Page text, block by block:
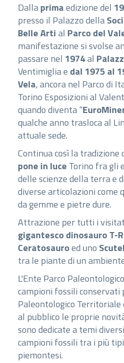
Dallaprimaedizione del
presso il Palazzo della
Belle Artial Parco del
manifestazione si svolse
passare nel 1974al
Ventimiglia e dal 1975 al
Vela, ancora nel Parco di
Torino Esposizioni al
quando diventa “
qualche anno trasloca al
attuale sede.
Continua così la tradizione
pone in luce Torino fra gli e
delle scienze della terra e
diverse articolazioni come
da gemme e pietre dure.
Attrazione per tutti i
gigantesco dinosauro T-
Ceratosauroed uno
tra le piante di un
L'Ente Parco
campioni fossili conservati
Paleontologico
al pubblico le proprie
sono dedicate a temi
campioni fossili tra i più
piemontesi.